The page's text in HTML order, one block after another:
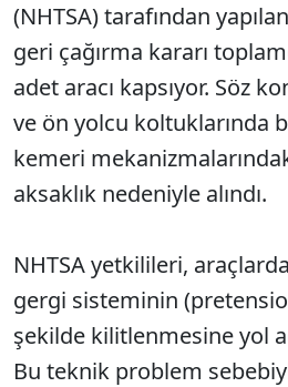
(NHTSA) tarafından
geri çağırma kararı
adet aracı kapsıyor. Söz
ve ön yolcu koltuklarında
kemeri
aksaklık nedeniyle alındı.
NHTSA yetkilileri,
gergi sisteminin
şekilde kilitlenmesine yol
Bu teknik problem